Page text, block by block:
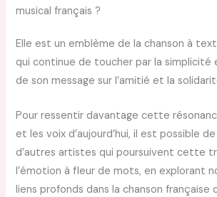
musical français ?
Elle est un emblème de la chanson à
qui continue de toucher par la simplicité
de son message sur l’amitié et la
Pour ressentir davantage cette
et les voix d’aujourd’hui, il est possible
d’autres artistes qui poursuivent cette
l’émotion à fleur de mots, en explorant
liens profonds dans la chanson française